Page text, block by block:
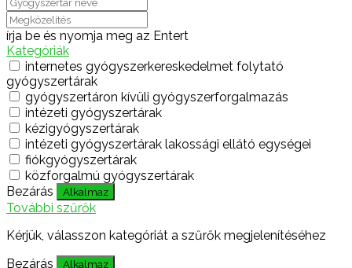
írja be és nyomja meg az Entert
Kategóriák
internetes gyógyszerkereskedelmet folytató
gyógyszertárak
gyógyszertáron kívüli gyógyszerforgalmazás
intézeti gyógyszertárak
kézigyógyszertárak
intézeti gyógyszertárak lakossági ellátó egységei
fiókgyógyszertárak
közforgalmú gyógyszertárak
Bezárás
Alkalmaz
További szűrők
Kérjük, válasszon kategóriát a szűrők megjelenítéséhez
Bezárás
Alkalmaz